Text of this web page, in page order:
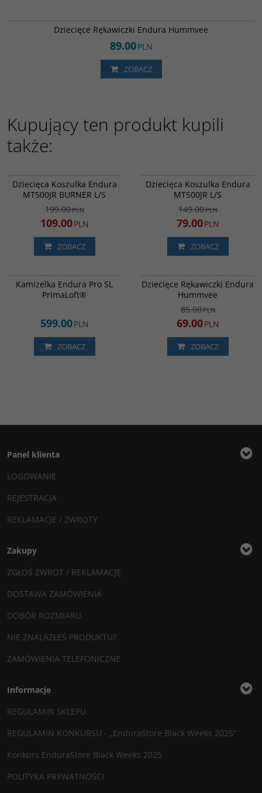
Dziecięce Rękawiczki Endura Hummvee
89.00PLN
ZOBACZ
Kupujący ten produkt kupili
także:
PROMOCJA
Dziecięca Koszulka Endura
MT500JR BURNER L/S
199.00PLN
109.00PLN
ZOBACZ
PROMOCJA
Dziecięca Koszulka Endura
MT500JR L/S
149.00PLN
79.00PLN
ZOBACZ
DARMOWA DOSTAWA
Kamizelka Endura Pro SL
PrimaLoft®
599.00PLN
ZOBACZ
PROMOCJA
Dziecięce Rękawiczki Endura
Hummvee
85.00PLN
69.00PLN
ZOBACZ
Panel klienta
LOGOWANIE
REJESTRACJA
REKLAMACJE / ZWROTY
Zakupy
ZGŁOŚ ZWROT / REKLAMACJĘ
DOSTAWA ZAMÓWIENIA
DOBÓR ROZMIARU
NIE ZNALAZŁEŚ PRODUKTU?
ZAMÓWIENIA TELEFONICZNE
Informacje
REGULAMIN SKLEPU
REGULAMIN KONKURSU - „EnduraStore Black Weeks 2025”
Konkurs EnduraStore Black Weeks 2025
POLITYKA PRYWATNOŚCI